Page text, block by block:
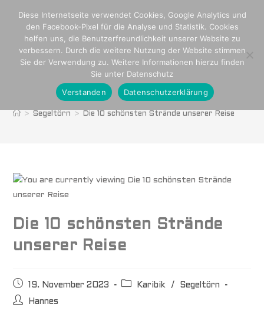
> Segeltörn > Die 10 schönsten Strände unserer Reise
Die 10 schönsten Strände
unserer Reise
19. November 2023 Karibik / Segeltörn
Hannes
Diese Internetseite verwendet Cookies, Google Analytics und
den Facebook-Pixel für die Analyse und Statistik. Cookies
helfen uns, die Benutzerfreundlichkeit unserer Website zu
verbessern. Durch die weitere Nutzung der Website stimmen
Sie der Verwendung zu. Weitere Informationen hierzu finden
Sie unter Datenschutz
Verstanden
Datenschutzerklärung